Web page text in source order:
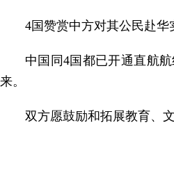
4国赞赏中方对其公民赴
中国同4国都已开通直航
来。
双方愿鼓励和拓展教育、